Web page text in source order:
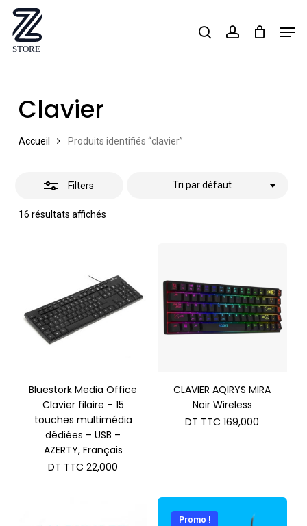
Skip
main
searchaccount
Clavier
Accueil Produits identifiés “clavier”
Filters
16 résultats affichés
Tri par défaut
Close
Bluestork Media Office
Clavier filaire – 15
touches multimédia
dédiées – USB –
AZERTY, Français
DT TTC 22,000
CLAVIER AQIRYS MIRA
Noir Wireless
DT TTC 169,000
Promo !